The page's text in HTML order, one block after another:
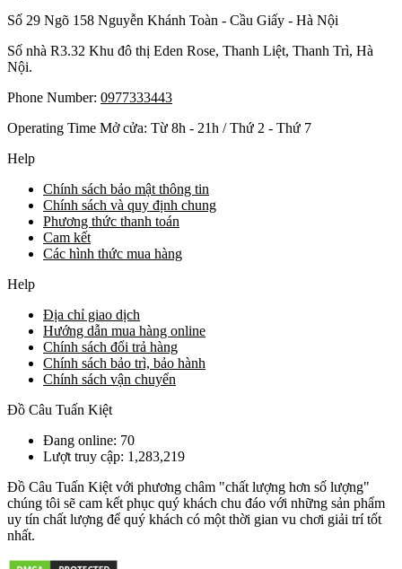
Số 29 Ngõ 158 Nguyễn Khánh Toàn - Cầu Giấy - Hà Nội
Số nhà R3.32 Khu đô thị Eden Rose, Thanh Liệt, Thanh Trì, Hà
Nội.
Phone Number: 0977333443
Operating Time Mở cửa: Từ 8h - 21h / Thứ 2 - Thứ 7
Help
Chính sách bảo mật thông tin
Chính sách và quy định chung
Phương thức thanh toán
Cam kết
Các hình thức mua hàng
Help
Địa chỉ giao dịch
Hướng dẫn mua hàng online
Chính sách đổi trả hàng
Chính sách bảo trì, bảo hành
Chính sách vận chuyển
Đồ Câu Tuấn Kiệt
Đang online: 70
Lượt truy cập: 1,283,219
Đồ Câu Tuấn Kiệt với phương châm "chất lượng hơn số lượng"
chúng tôi sẽ cam kết phục quý khách chu đáo với những sản phẩm
uy tín chất lượng để quý khách có một thời gian vu chơi giải trí tốt
nhất.